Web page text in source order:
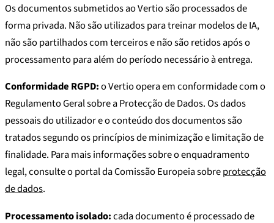
Os documentos submetidos ao Vertio são processados de
forma privada. Não são utilizados para treinar modelos de IA,
não são partilhados com terceiros e não são retidos após o
processamento para além do período necessário à entrega.
Conformidade RGPD:o Vertio opera em conformidade com o
Regulamento Geral sobre a Protecção de Dados. Os dados
pessoais do utilizador e o conteúdo dos documentos são
tratados segundo os princípios de minimização e limitação de
finalidade. Para mais informações sobre o enquadramento
legal, consulte o portal da Comissão Europeia sobreprotecção
de dados.
Processamento isolado:cada documento é processado de